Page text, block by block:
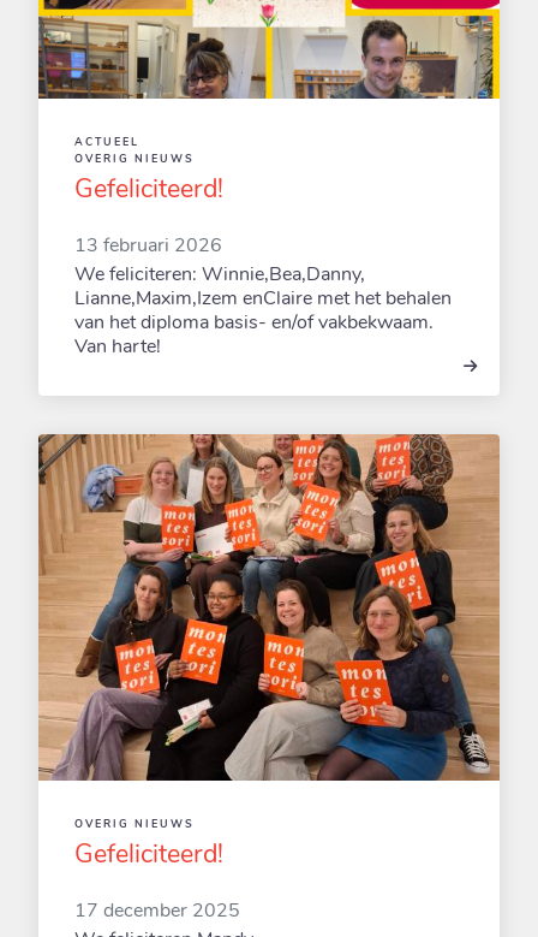
Gefeliciteerd!
ACTUEEL
OVERIG NIEUWS
13 februari 2026
We feliciteren: Winnie,Bea,Danny,
Lianne,Maxim,Izem enClaire met het behalen
van het diploma basis- en/of vakbekwaam.
Van harte!
Gefeliciteerd!
OVERIG NIEUWS
17 december 2025